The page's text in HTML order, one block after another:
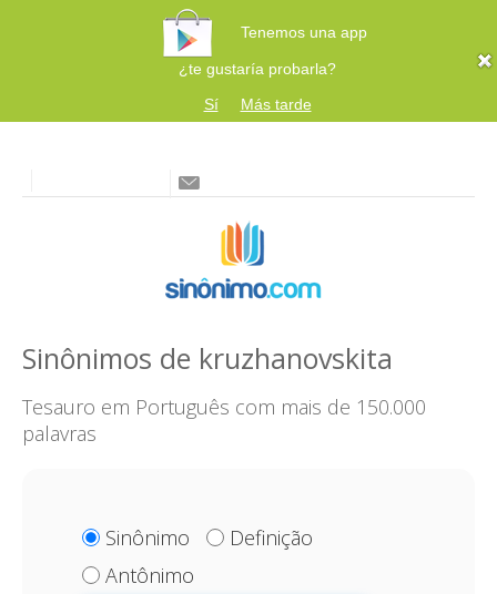
Tenemos una app
¿te gustaría probarla?
Sí
Más tarde
Sinônimos de kruzhanovskita
Tesauro em Português com mais de 150.000
palavras
Sinônimo
Definição
Antônimo